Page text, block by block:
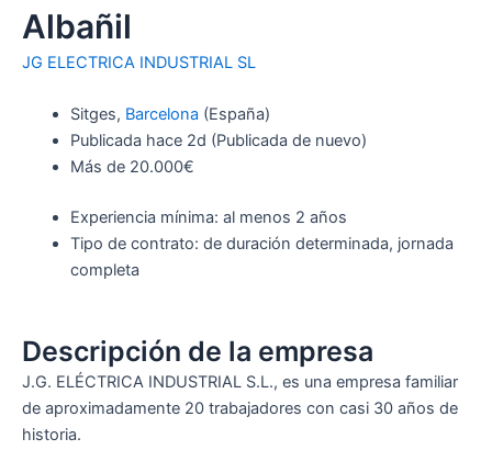
Albañil
JG ELECTRICA INDUSTRIAL SL
Sitges, Barcelona (España)
Publicada hace 2d (Publicada de nuevo)
Más de 20.000€
Experiencia mínima: al menos 2 años
Tipo de contrato: de duración determinada, jornada
completa
Descripción de la empresa
J.G. ELÉCTRICA INDUSTRIAL S.L., es una empresa familiar
de aproximadamente 20 trabajadores con casi 30 años de
historia.